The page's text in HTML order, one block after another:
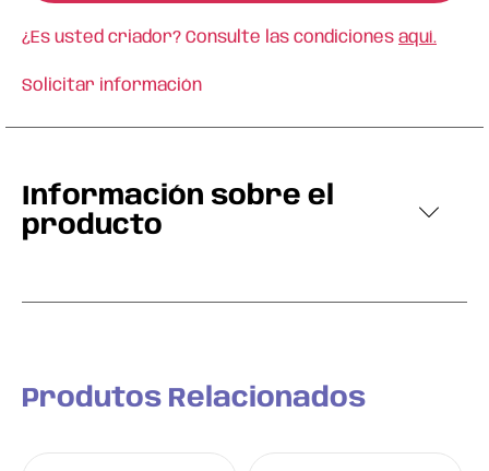
¿Es usted criador? Consulte las condiciones aquí.
Solicitar información
Información sobre el
producto
Produtos Relacionados